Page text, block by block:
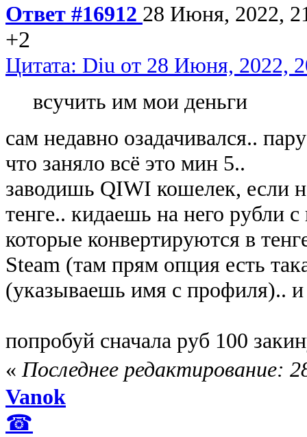
Ответ #16912 28 Июня, 2022,
+2
Цитата: Diu от 28 Июня, 2022,
всучить им мои деньги
сам недавно озадачивался..
что заняло всё это мин 5..
заводишь QIWI кошелек, если
тенге.. кидаешь на него рубли
которые конвертируются в
Steam (там прям опция есть
(указываешь имя с профиля).. и
попробуй сначала руб 100
« Последнее редактирование:
Vanok
☎